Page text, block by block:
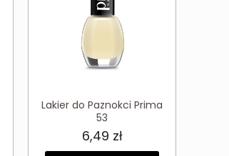
Lakier do Paznokci Prima
53
6,49 zł